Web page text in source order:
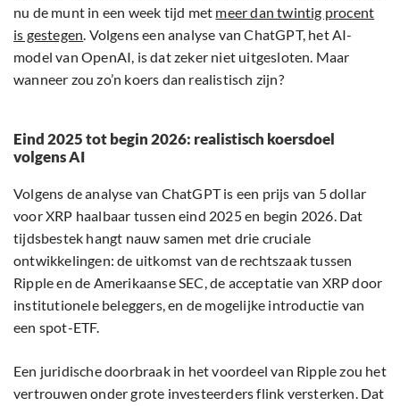
nu de munt in een week tijd met meer dan twintig procent
is gestegen. Volgens een analyse van ChatGPT, het AI-
model van OpenAI, is dat zeker niet uitgesloten. Maar
wanneer zou zo’n koers dan realistisch zijn?
Eind 2025 tot begin 2026: realistisch koersdoel
volgens AI
Volgens de analyse van ChatGPT is een prijs van 5 dollar
voor XRP haalbaar tussen eind 2025 en begin 2026. Dat
tijdsbestek hangt nauw samen met drie cruciale
ontwikkelingen: de uitkomst van de rechtszaak tussen
Ripple en de Amerikaanse SEC, de acceptatie van XRP door
institutionele beleggers, en de mogelijke introductie van
een spot-ETF.
Een juridische doorbraak in het voordeel van Ripple zou het
vertrouwen onder grote investeerders flink versterken. Dat